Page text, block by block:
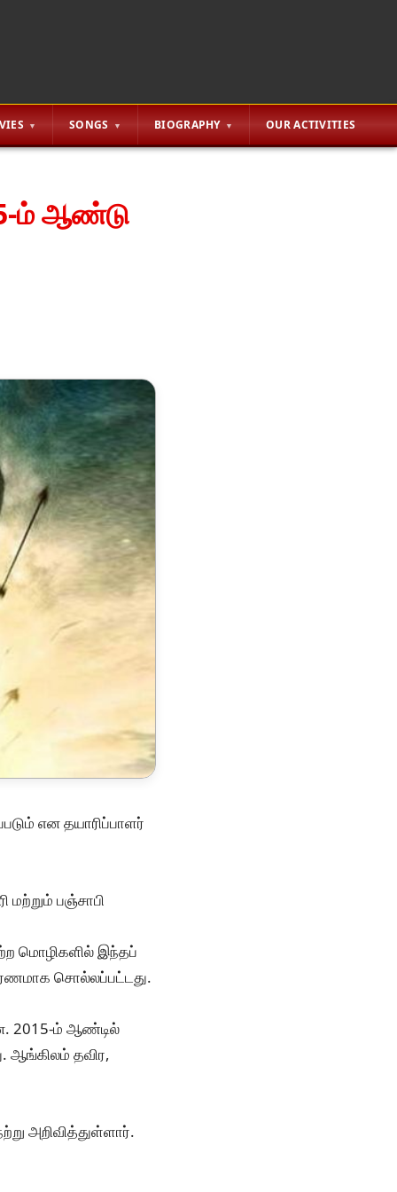
SONGS BIOGRAPHY OUR ACTIVITIES
ம் ஆண்டு
என தயாரிப்பாளர்
மற்றும் பஞ்சாபி
மொழிகளில் இந்தப்
சொல்லப்பட்டது.
2015-ம் ஆண்டில்
ஆங்கிலம் தவிர,
அறிவித்துள்ளார்.